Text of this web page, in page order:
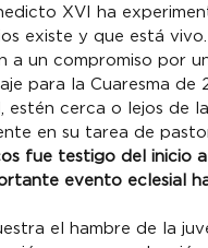
XVI ha
existe y que está
a un compromiso por
para la Cuaresma de
estén cerca o lejos de
en su tarea de
fue testigo del inicio
evento eclesial
el hambre de la